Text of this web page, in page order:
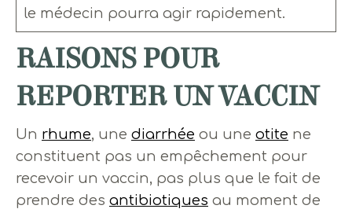
le médecin pourra agir rapidement.
RAISONS POUR
REPORTER UN VACCIN
Un rhume, une diarrhée ou une otite ne
constituent pas un empêchement pour
recevoir un vaccin, pas plus que le fait de
prendre des antibiotiques au moment de